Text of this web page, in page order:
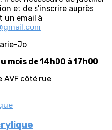
et de s'inscrire auprès
un email à
Jo
mois de 14h00 à 17h00
AVF côté rue